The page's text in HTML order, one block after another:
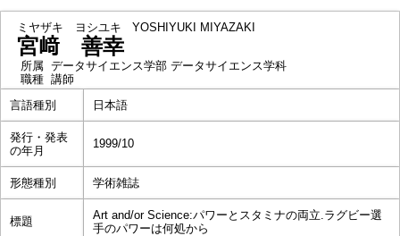
ミヤザキ ヨシユキ YOSHIYUKI MIYAZAKI
宮﨑 善幸
所属 データサイエンス学部 データサイエンス学科
職種 講師
言語種別
日本語
発行・発表
の年月
1999/10
形態種別 学術雑誌
標題
Art and/or Science:パワーとスタミナの両立.ラグビー選
手のパワーは何処から